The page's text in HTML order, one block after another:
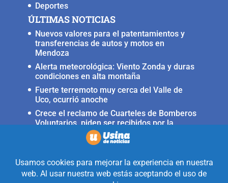
Deportes
ÚLTIMAS NOTICIAS
Nuevos valores para el patentamientos y
transferencias de autos y motos en
Mendoza
Alerta meteorológica: Viento Zonda y duras
condiciones en alta montaña
Fuerte terremoto muy cerca del Valle de
Uco, ocurrió anoche
Crece el reclamo de Cuarteles de Bomberos
Voluntarios, piden ser recibidos por la
Llega a San Carlos la Copa Internacional
Realizado con la mirada equidistante de
alguien a quién solo le interesa